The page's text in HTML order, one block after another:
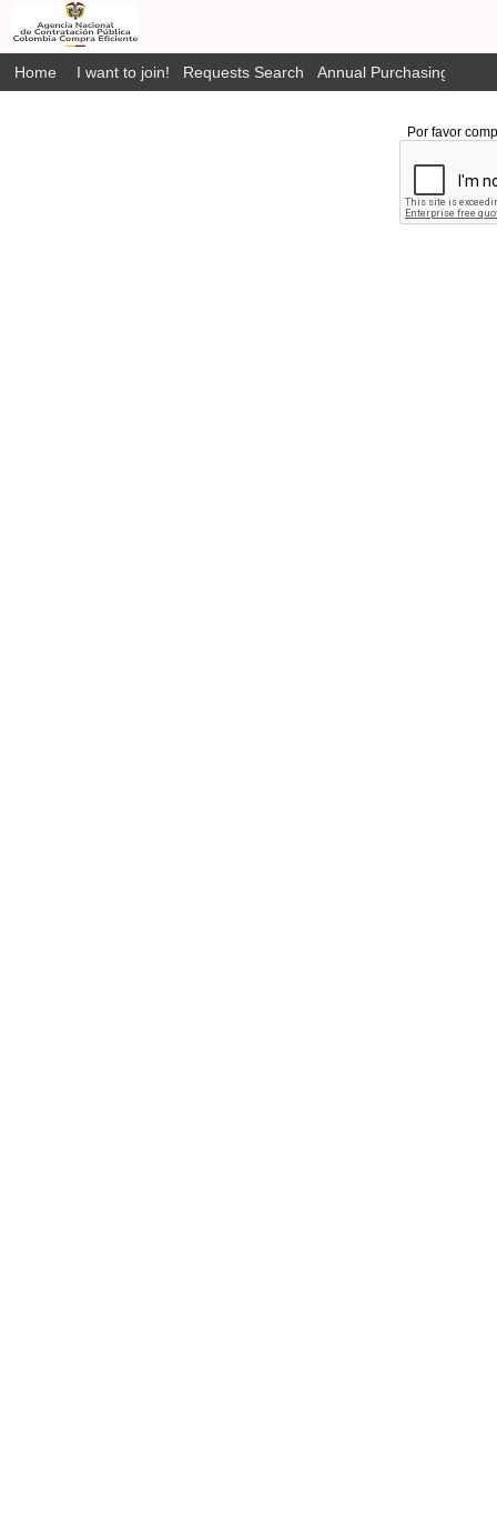
Home I want to join! Requests Search Annual Purchasing Plan
Por favor